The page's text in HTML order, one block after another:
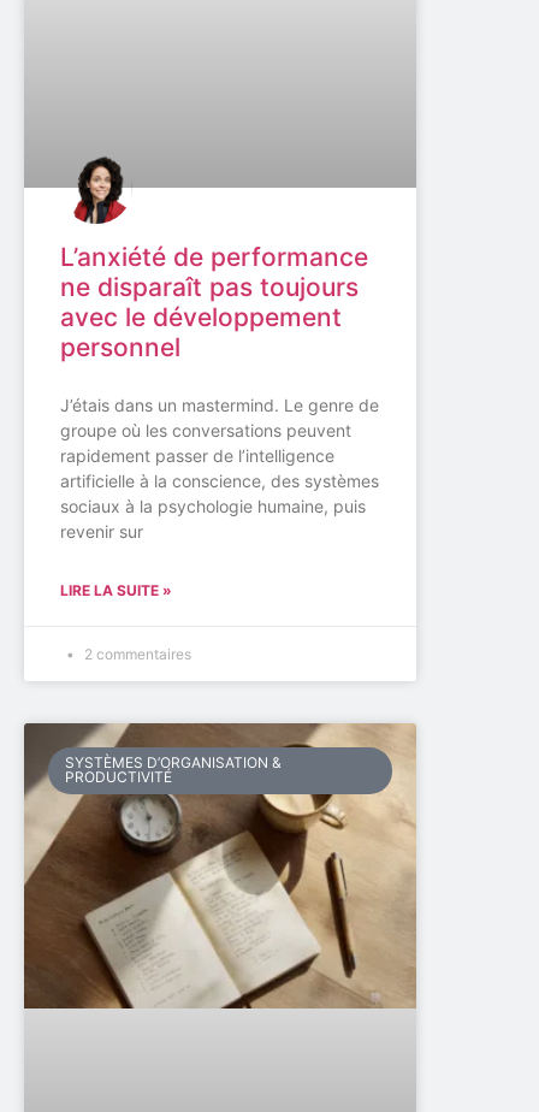
L’anxiété de performance
ne disparaît pas toujours
avec le développement
personnel
J’étais dans un mastermind. Le genre de
groupe où les conversations peuvent
rapidement passer de l’intelligence
artificielle à la conscience, des systèmes
sociaux à la psychologie humaine, puis
revenir sur
LIRE LA SUITE »
2 commentaires
SYSTÈMES D’ORGANISATION &
PRODUCTIVITÉ